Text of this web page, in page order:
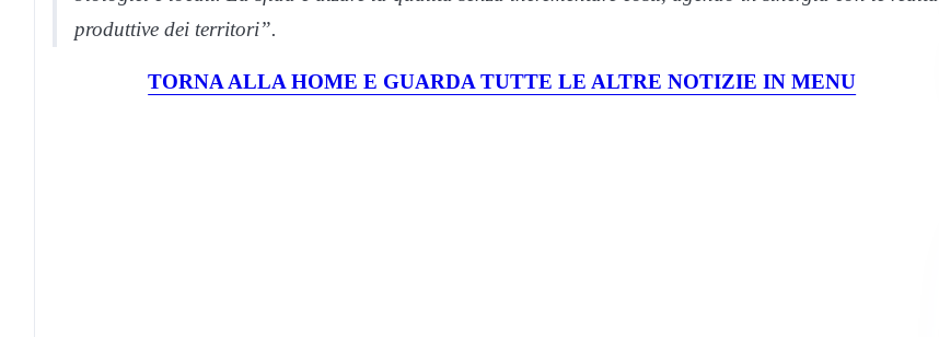
produttive dei territori”.
TORNA ALLA HOME E GUARDA TUTTE LE ALTRE NOTIZIE IN MENU